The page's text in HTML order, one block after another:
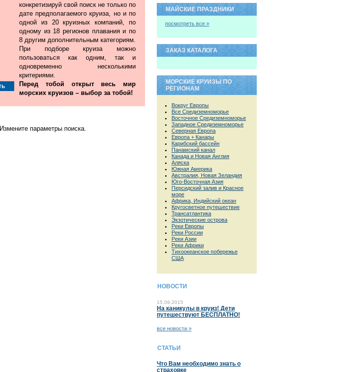
конкретизируй свой поиск не только по
дате предполагаемого круиза, но и по
одной из 20 круизных компаний, по
одному из 18 регионов плавания и по
8 другим дополнительным категориям.
При подборе круиза можно
пользоваться как одним, так и
одновременно несколькими
критериями.
Перед тобой открыт весь мир
морских круизов – выбор за тобой!
Измените параметры поиска.
МАЙСКИЕ ПРАЗДНИКИ
посмотреть все »
ЗАКАЗ КАТАЛОГА
МОРСКИЕ КРУИЗЫ ПО
РЕГИОНАМ
Вокруг Европы
Все Средиземноморье
Восточное Средиземноморье
Западное Средиземноморье
Северная Европа
Европа + Канары
Карибский бассейн
Панамский канал
Канада и Новая Англия
Аляска
Южная Америка
Австралия, Новая Зеландия
Юго-Восточная Азия
Персидский залив и Красное
море
Африка, Индийский океан
Кругосветное путешествие
Трансатлантика
Экзотические острова
Реки Европы
Реки России
Реки Азии
Реки Африки
Тихоокеанское побережье
США
НОВОСТИ
15.09.2015
На каникулы в круиз! Дети
путешествуют БЕСПЛАТНО!
все новости »
СТАТЬИ
Что Вам необходимо знать о
страховке